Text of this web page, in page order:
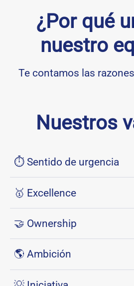
¿Por qué
nuestro
Te contamos las
Nuestros
⏱ Sentido de urgencia
🥇 Excellence
🤝 Ownership
🌎 Ambición